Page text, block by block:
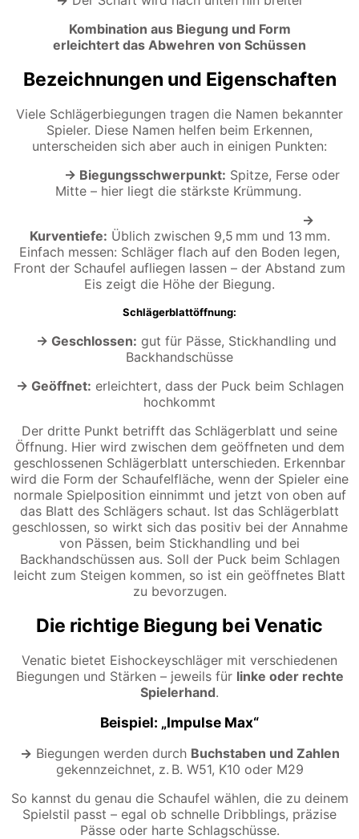
Kombination aus Biegung und Form
erleichtert das Abwehren von Schüssen
Bezeichnungen und Eigenschaften
Viele Schlägerbiegungen tragen die Namen bekannter
Spieler. Diese Namen helfen beim Erkennen,
unterscheiden sich aber auch in einigen Punkten:
→ Biegungsschwerpunkt: Spitze, Ferse oder
Mitte – hier liegt die stärkste Krümmung.
→
Kurventiefe: Üblich zwischen 9,5 mm und 13 mm.
Einfach messen: Schläger flach auf den Boden legen,
Front der Schaufel aufliegen lassen – der Abstand zum
Eis zeigt die Höhe der Biegung.
Schlägerblattöffnung:
→ Geschlossen: gut für Pässe, Stickhandling und
Backhandschüsse
→ Geöffnet: erleichtert, dass der Puck beim Schlagen
hochkommt
Der dritte Punkt betrifft das Schlägerblatt und seine
Öffnung. Hier wird zwischen dem geöffneten und dem
geschlossenen Schlägerblatt unterschieden. Erkennbar
wird die Form der Schaufelfläche, wenn der Spieler eine
normale Spielposition einnimmt und jetzt von oben auf
das Blatt des Schlägers schaut. Ist das Schlägerblatt
geschlossen, so wirkt sich das positiv bei der Annahme
von Pässen, beim Stickhandling und bei
Backhandschüssen aus. Soll der Puck beim Schlagen
leicht zum Steigen kommen, so ist ein geöffnetes Blatt
zu bevorzugen.
Die richtige Biegung bei Venatic
Venatic bietet Eishockeyschläger mit verschiedenen
Biegungen und Stärken – jeweils für linke oder rechte
Spielerhand.
Beispiel: „Impulse Max“
→ Biegungen werden durch Buchstaben und Zahlen
gekennzeichnet, z. B. W51, K10 oder M29
So kannst du genau die Schaufel wählen, die zu deinem
Spielstil passt – egal ob schnelle Dribblings, präzise
Pässe oder harte Schlagschüsse.